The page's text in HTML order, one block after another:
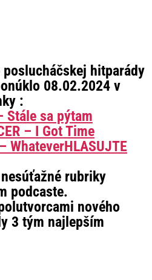
hitparády
08.02.2024 v
:
Stále sa pýtam
– I Got Time
WhateverHLASUJTE
rubriky
podcaste.
nového
3 tým najlepším